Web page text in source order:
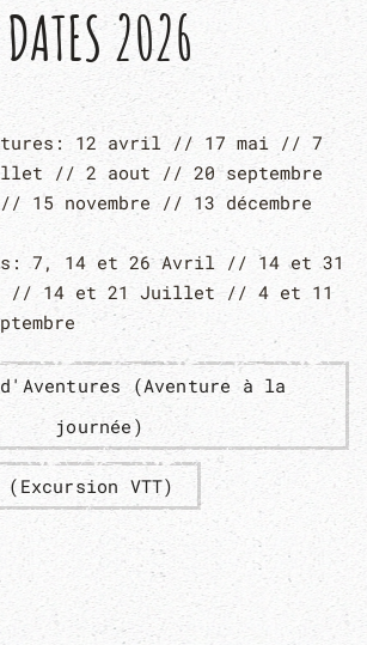
DATES 2026
12 avril // 17 mai // 7
// 2 aout // 20 septembre
15 novembre // 13 décembre
7, 14 et 26 Avril // 14 et 31
// 14 et 21 Juillet // 4 et 11
(Aventure à la
journée)
VTT)